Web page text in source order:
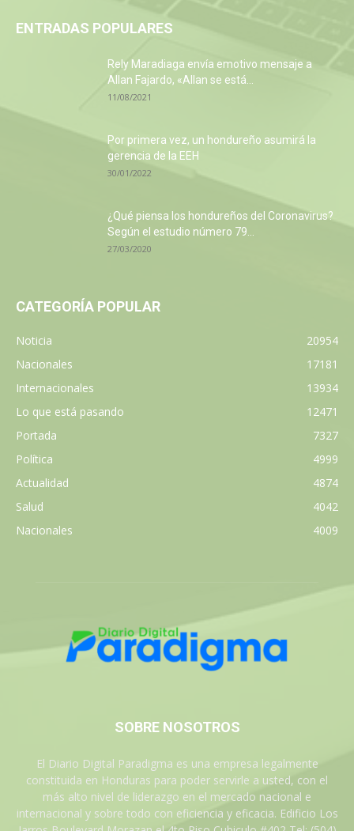
ENTRADAS POPULARES
Rely Maradiaga envía emotivo mensaje a
Allan Fajardo, «Allan se está...
11/08/2021
Por primera vez, un hondureño asumirá la
gerencia de la EEH
30/01/2022
¿Qué piensa los hondureños del Coronavirus?
Según el estudio número 79...
27/03/2020
CATEGORÍA POPULAR
Noticia
20954
Nacionales
17181
Internacionales
13934
Lo que está pasando
12471
Portada
7327
Política
4999
Actualidad
4874
Salud
4042
Nacionales
4009
SOBRE NOSOTROS
El Diario Digital Paradigma es una empresa legalmente
constituida en Honduras para poder servirle a usted, con el
más alto nivel de liderazgo en el mercado nacional e
internacional y sobre todo con eficiencia y eficacia. Edificio Los